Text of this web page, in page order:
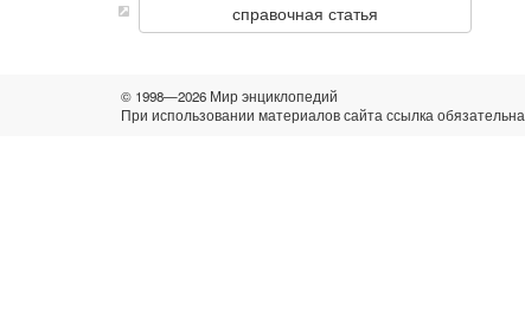
справочная статья
© 1998—2026 Мир энциклопедий
При использовании материалов сайта ссылка обязательна